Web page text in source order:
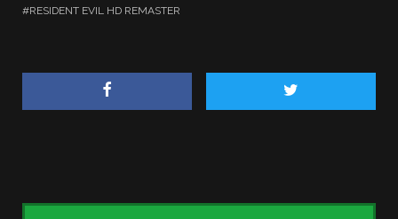
RESIDENT EVIL HD REMASTER